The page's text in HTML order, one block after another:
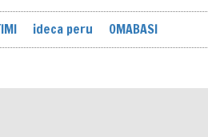
ideca peru OMABASI